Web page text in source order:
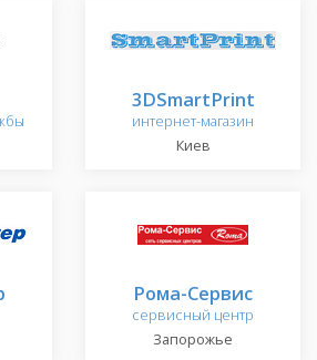
3DSmartPrint
интернет-магазин
Киев
Рома-Сервис
сервисный центр
Запорожье